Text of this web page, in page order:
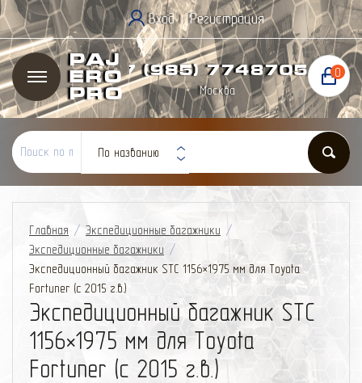
Вход | Регистрация
Paj
ero
Pro
+7 (985) 7748705
Москва
0
По названию
Главная / Экспедиционные багажники /
Экспедиционные багажники /
Экспедиционный багажник STC 1156×1975 мм для Toyota
Fortuner (с 2015 г.в.)
Экспедиционный багажник STC
1156×1975 мм для Toyota
Fortuner (с 2015 г.в.)